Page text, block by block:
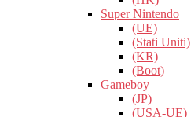
Super Nintendo
(UE)
(Stati Uniti)
(KR)
(Boot)
Gameboy
(JP)
(USA-UE)